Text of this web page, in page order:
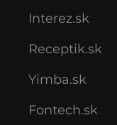
Interez.sk
Receptik.sk
Yimba.sk
Fontech.sk